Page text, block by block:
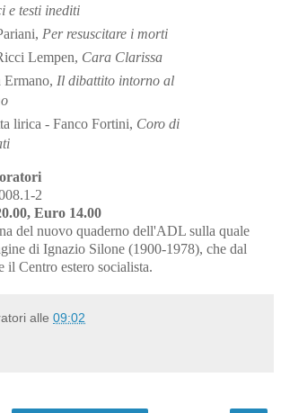
e testi inediti
Per resuscitare i morti
Lempen, Cara Clarissa
Ermano, Il dibattito intorno al
lirica - Fanco Fortini, Coro di
2
Euro 14.00
del nuovo quaderno dell'ADL sulla quale
di Ignazio Silone (1900-1978), che dal
il Centro estero socialista.
alle 09:02